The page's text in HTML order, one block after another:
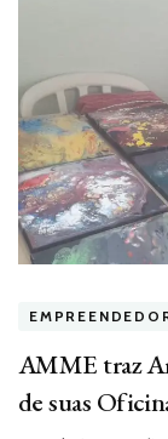
AMME traz
de suas